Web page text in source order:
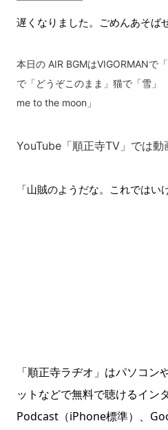
遅くなりました。ごめんあそば
本日の AIR BGMはVIGORMANで
で「どうぞこのまま」猫で「雪
me to the moon」
YouTube「順正寺TV」では動
「山賊のようだな。これではい
「順正寺ラヂオ」はパソコン
ットなどで無料で聴けるイン
Podcast（iPhone標準）、